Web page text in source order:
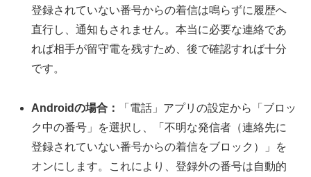
登録されていない番号からの着信は鳴らずに履歴へ
直行し、通知もされません。本当に必要な連絡であ
れば相手が留守電を残すため、後で確認すれば十分
です。
Androidの場合：
「電話」アプリの設定から「ブロッ
ク中の番号」を選択し、「不明な発信者（連絡先に
登録されていない番号からの着信をブロック）」を
オンにします。これにより、登録外の番号は自動的